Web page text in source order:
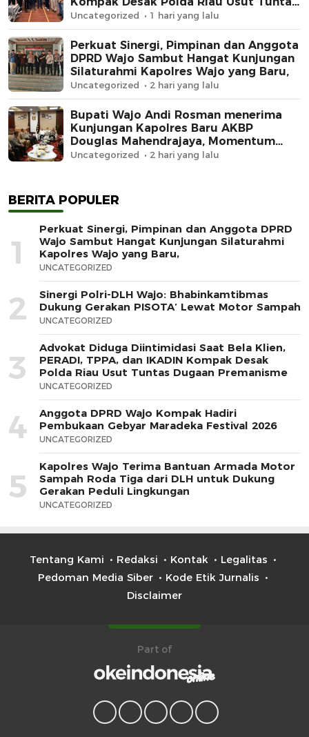
Dugaan Premanisme
Uncategorized 1 hari yang lalu
Perkuat Sinergi, Pimpinan dan Anggota
DPRD Wajo Sambut Hangat Kunjungan
Silaturahmi Kapolres Wajo yang Baru,
Uncategorized 2 hari yang lalu
Bupati Wajo Andi Rosman menerima
Kunjungan Kapolres Baru AKBP
Douglas Mahendrajaya, Momentum
Memperkuat Sinergi
Uncategorized 2 hari yang lalu
BERITA POPULER
1
Perkuat Sinergi, Pimpinan dan Anggota DPRD
Wajo Sambut Hangat Kunjungan Silaturahmi
Kapolres Wajo yang Baru,
UNCATEGORIZED
2
Sinergi Polri-DLH Wajo: Bhabinkamtibmas
Dukung Gerakan PISOTA’ Lewat Motor Sampah
UNCATEGORIZED
3
Advokat Diduga Diintimidasi Saat Bela Klien,
PERADI, TPPA, dan IKADIN Kompak Desak
Polda Riau Usut Tuntas Dugaan Premanisme
UNCATEGORIZED
4
Anggota DPRD Wajo Kompak Hadiri
Pembukaan Gebyar Maradeka Festival 2026
UNCATEGORIZED
5
Kapolres Wajo Terima Bantuan Armada Motor
Sampah Roda Tiga dari DLH untuk Dukung
Gerakan Peduli Lingkungan
UNCATEGORIZED
Tentang Kami Redaksi Kontak
Legalitas
Pedoman Media Siber
Kode Etik Jurnalis
Disclaimer
Part of